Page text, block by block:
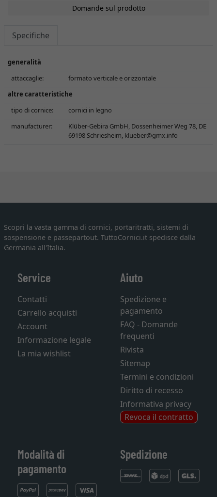
Domande sul prodotto
Specifiche
generalità
attaccaglie:
formato verticale e orizzontale
altre caratteristiche
tipo di cornice:
cornici in legno
manufacturer:
Klüber-Gebira GmbH, Dossenheimer Weg 78, DE
69198 Schriesheim, klueber@gmx.info
Scopri la vasta gamma di cornici, portaritratti, sistemi di
sospensione e passepartout. TuttoCornici.it spedisce dalla
Germania all'Italia.
Service
Contatti
Carrello acquisti
Account
Informazione legale
La mia wishlist
Aiuto
Spedizione e
pagamento
FAQ - Domande
frequenti
Rivista
Sitemap
Termini e condizioni
Diritto di recesso
Informativa privacy
Revoca il contratto
Modalità di
pagamento
Spedizione